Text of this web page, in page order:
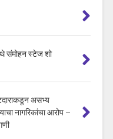
संमोहन स्टेज शो
असभ्य
नागरिकांचा आरोप –